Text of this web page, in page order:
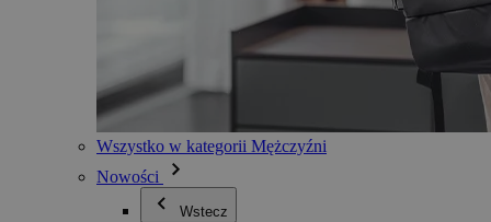
Wszystko w kategorii Mężczyźni
Nowości
Wstecz